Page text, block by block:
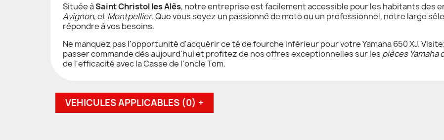
Située àSaint Christol les Alès, notre entreprise est facilement accessible pour les habitants des
Avignon, et Montpellier. Que vous soyez un passionné de moto ou un professionnel, notre large
répondre à vos besoins.
Ne manquez pas l'opportunité d'acquérir ce té de fourche inférieur pour votre Yamaha 650 XJ.
passer commande dès aujourd'hui et profitez de nos offres exceptionnelles sur les pièces Yamaha
de l'efficacité avec la Casse de l'oncle Tom.
VEHICULES APPLICABLES (0) +